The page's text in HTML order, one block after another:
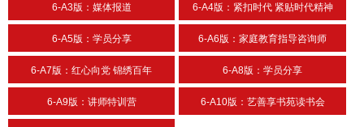
6-A3版：媒体报道 6-A4版：紧扣时代 紧贴时代精神
6-A5版：学员分享 6-A6版：家庭教育指导咨询师
6-A7版：红心向党 锦绣百年 6-A8版：学员分享
6-A9版：讲师特训营 6-A10版：艺善享书苑读书会